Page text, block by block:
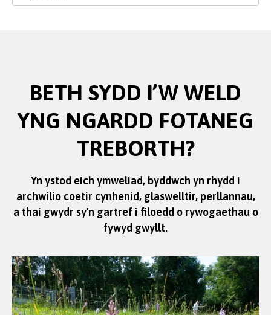
BETH SYDD I’W WELD
YNG NGARDD FOTANEG
TREBORTH?
Yn ystod eich ymweliad, byddwch yn rhydd i
archwilio coetir cynhenid, glaswelltir, perllannau,
a thai gwydr sy'n gartref i filoedd o rywogaethau o
fywyd gwyllt.